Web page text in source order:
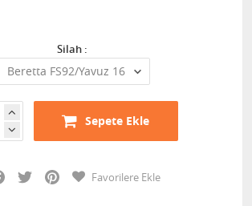
Silah :
Sepete Ekle
Facebook
Twitter PinterestFavorilere Ekle